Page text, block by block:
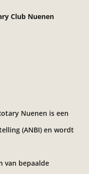
Club Nuenen
Nuenen is een
(ANBI) en wordt
van bepaalde